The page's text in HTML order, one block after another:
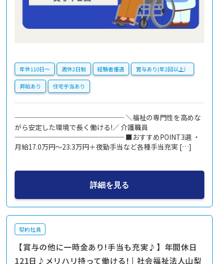
年休110日〜 週休2日制 経験者優遇 賞与あり(年2回以上）
昇給あり 住宅手当あり
──────────────── ＼福祉の専門性を高めな
がら安定した環境で長く働ける!／ 介護職員
──────────────── ■おすすめPOINT3選 ・
月給17.0万円～23.3万円＋夜勤手当など各種手当充実 […]
詳細を見る
契約社員
【賞与の他に一時金あり!手当も充実♪】年間休日
121日♪メリハリ持って働ける! | 社会福祉法人山梨